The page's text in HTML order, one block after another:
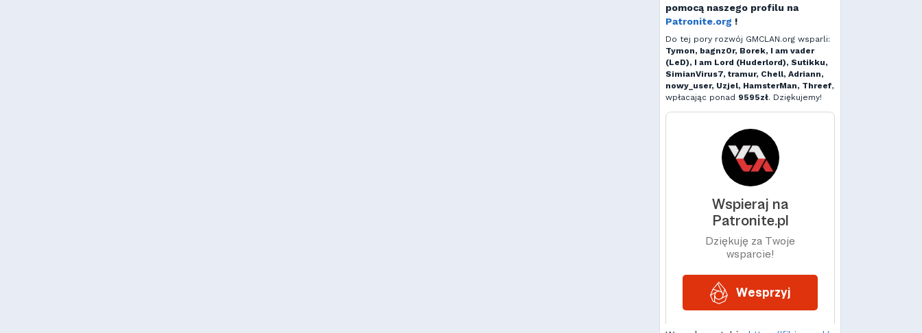
pomocą naszego profilu na
Patronite.org !
Do tej pory rozwój GMCLAN.org wsparli:
Tymon, bagnz0r, Borek, I am vader
(LeD), I am Lord (Huderlord), Sutikku,
SimianVirus7, tramur, Chell, Adriann,
nowy_user, Uzjel, HamsterMan, Threef,
wpłacając ponad 9595zł. Dziękujemy!